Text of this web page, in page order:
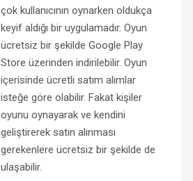
çok kullanıcının oynarken oldukça
keyif aldığı bir uygulamadır. Oyun
ücretsiz bir şekilde Google Play
Store üzerinden indirilebilir. Oyun
içerisinde ücretli satım alımlar
isteğe göre olabilir. Fakat kişiler
oyunu oynayarak ve kendini
geliştirerek satın alınması
gerekenlere ücretsiz bir şekilde de
ulaşabilir.